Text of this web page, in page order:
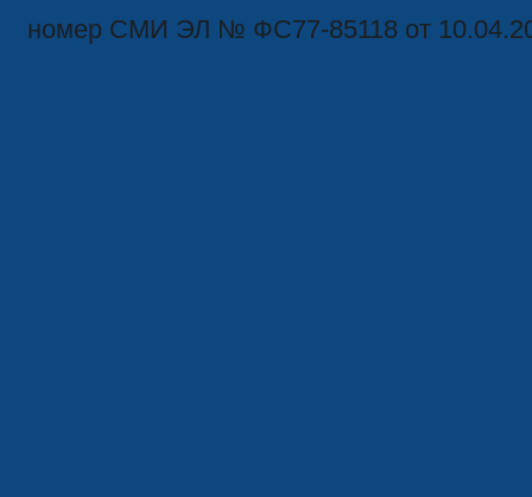
номер СМИ ЭЛ № ФС77-85118 от